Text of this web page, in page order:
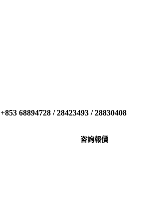
+853 68894728 / 28423493 / 28830408
咨詢報價